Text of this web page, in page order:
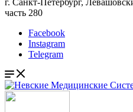
г. Санкт-Петербург,
часть 280
Facebook
Instagram
Telegram